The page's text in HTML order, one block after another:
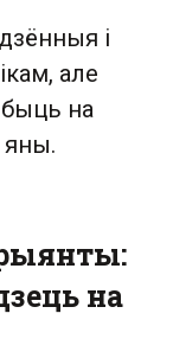
і
але
на
на